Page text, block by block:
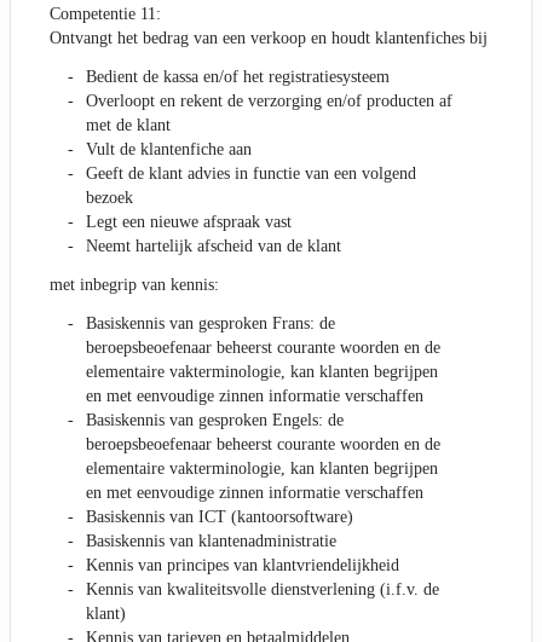
Competentie 11:
Ontvangt het bedrag van een verkoop en houdt klantenfiches bij
Bedient de kassa en/of het registratiesysteem
Overloopt en rekent de verzorging en/of producten af
met de klant
Vult de klantenfiche aan
Geeft de klant advies in functie van een volgend
bezoek
Legt een nieuwe afspraak vast
Neemt hartelijk afscheid van de klant
met inbegrip van kennis:
Basiskennis van gesproken Frans: de
beroepsbeoefenaar beheerst courante woorden en de
elementaire vakterminologie, kan klanten begrijpen
en met eenvoudige zinnen informatie verschaffen
Basiskennis van gesproken Engels: de
beroepsbeoefenaar beheerst courante woorden en de
elementaire vakterminologie, kan klanten begrijpen
en met eenvoudige zinnen informatie verschaffen
Basiskennis van ICT (kantoorsoftware)
Basiskennis van klantenadministratie
Kennis van principes van klantvriendelijkheid
Kennis van kwaliteitsvolle dienstverlening (i.f.v. de
klant)
Kennis van tarieven en betaalmiddelen